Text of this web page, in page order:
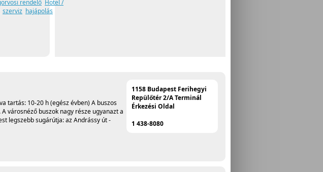
rendelő Hotel /
szerviz hajápolás
1158 Budapest Ferihegyi
Repülőtér 2/A Terminál
Érkezési Oldal
1 438-8080
tartás: 10-20 h (egész évben) A buszos
városnéző buszok nagy része ugyanazt a
legszebb sugárútja: az Andrássy út -